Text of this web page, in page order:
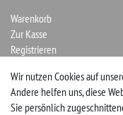
Warenkorb
Zur Kasse
Registrieren
Vertrag widerrufen
Wir nutzen Cookies auf
Andere helfen uns, diese
Sie persönlich